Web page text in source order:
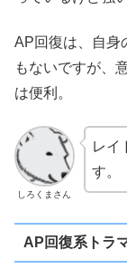
AP回復は、自身
もないですが、
は便利。
しろくまさん
レイ
す。
AP回復系トラ